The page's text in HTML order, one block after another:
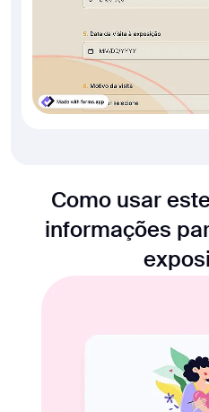
Como usar
informações